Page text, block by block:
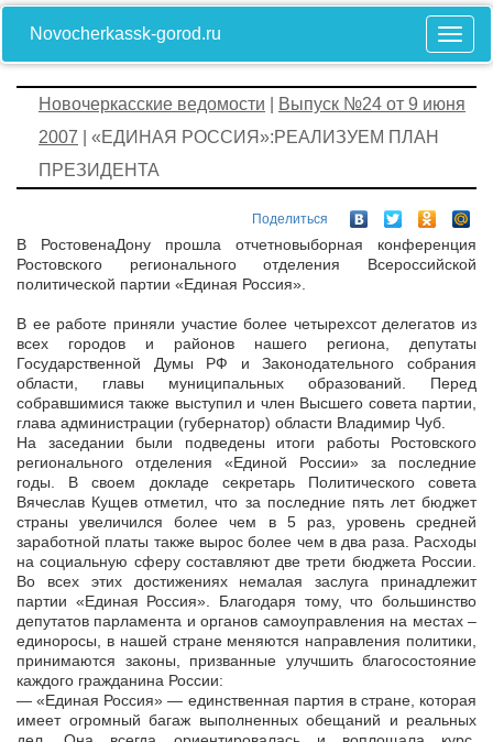
Novocherkassk-gorod.ru
Новочеркасские ведомости
Выпуск №24 от 9 июня
2007 | «ЕДИНАЯ РОССИЯ»:РЕАЛИЗУЕМ ПЛАН
ПРЕЗИДЕНТА
Поделиться
В Ростове­на­Дону прошла отчетно­выборная конференция
Ростовского регионального отделения Всероссийской
политической партии «Единая Россия».
В ее работе приняли участие более четырехсот делегатов из
всех городов и районов нашего региона, депутаты
Государственной Думы РФ и Законодательного собрания
области, главы муниципальных образований. Перед
собравшимися также выступил и член Высшего совета партии,
глава администрации (губернатор) области Владимир Чуб.
На заседании были подведены итоги работы Ростовского
регионального отделения «Единой России» за последние
годы. В своем докладе секретарь Политического совета
Вячеслав Кущев отметил, что за последние пять лет бюджет
страны увеличился более чем в 5 раз, уровень средней
заработной платы также вырос более чем в два раза. Расходы
на социальную сферу составляют две трети бюджета России.
Во всех этих достижениях немалая заслуга принадлежит
партии «Единая Россия». Благодаря тому, что большинство
депутатов парламента и органов самоуправления на местах –
единоросы, в нашей стране меняются направления политики,
принимаются законы, призванные улучшить благосостояние
каждого гражданина России:
— «Единая Россия» — единственная партия в стране, которая
имеет огромный багаж выполненных обещаний и реальных